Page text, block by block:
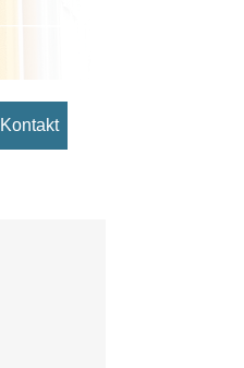
Kontakt